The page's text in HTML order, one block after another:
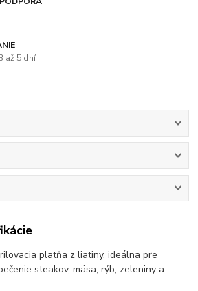
až 5 dní
platňa z liatiny, ideálna pre
steakov, mäsa, rýb, zeleniny a